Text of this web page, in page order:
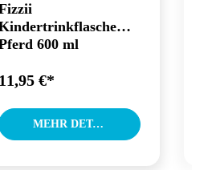
600 ml
11,95 €*
MEHR DETAILS